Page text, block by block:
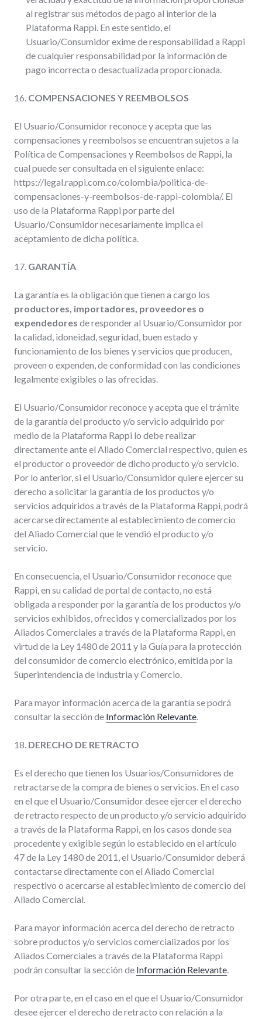
al registrar sus métodos de pago al interior de la
Plataforma Rappi. En este sentido, el
Usuario/Consumidor exime de responsabilidad a Rappi
de cualquier responsabilidad por la información de
pago incorrecta o desactualizada proporcionada.
16. COMPENSACIONES Y REEMBOLSOS
El Usuario/Consumidor reconoce y acepta que las
compensaciones y reembolsos se encuentran sujetos a la
Política de Compensaciones y Reembolsos de Rappi, la
cual puede ser consultada en el siguiente enlace:
https://legal.rappi.com.co/colombia/politica-de-
compensaciones-y-reembolsos-de-rappi-colombia/. El
uso de la Plataforma Rappi por parte del
Usuario/Consumidor necesariamente implica el
aceptamiento de dicha política.
17. GARANTÍA
La garantía es la obligación que tienen a cargo los
productores, importadores, proveedores o
expendedores de responder al Usuario/Consumidor por
la calidad, idoneidad, seguridad, buen estado y
funcionamiento de los bienes y servicios que producen,
proveen o expenden, de conformidad con las condiciones
legalmente exigibles o las ofrecidas.
El Usuario/Consumidor reconoce y acepta que el trámite
de la garantía del producto y/o servicio adquirido por
medio de la Plataforma Rappi lo debe realizar
directamente ante el Aliado Comercial respectivo, quien es
el productor o proveedor de dicho producto y/o servicio.
Por lo anterior, si el Usuario/Consumidor quiere ejercer su
derecho a solicitar la garantía de los productos y/o
servicios adquiridos a través de la Plataforma Rappi, podrá
acercarse directamente al establecimiento de comercio
del Aliado Comercial que le vendió el producto y/o
servicio.
En consecuencia, el Usuario/Consumidor reconoce que
Rappi, en su calidad de portal de contacto, no está
obligada a responder por la garantía de los productos y/o
servicios exhibidos, ofrecidos y comercializados por los
Aliados Comerciales a través de la Plataforma Rappi, en
virtud de la Ley 1480 de 2011 y la Guía para la protección
del consumidor de comercio electrónico, emitida por la
Superintendencia de Industria y Comercio.
Para mayor información acerca de la garantía se podrá
consultar la sección de Información Relevante
18. DERECHO DE RETRACTO
Es el derecho que tienen los Usuarios/Consumidores de
retractarse de la compra de bienes o servicios. En el caso
en el que el Usuario/Consumidor desee ejercer el derecho
de retracto respecto de un producto y/o servicio adquirido
a través de la Plataforma Rappi, en los casos donde sea
procedente y exigible según lo establecido en el artículo
47 de la Ley 1480 de 2011, el Usuario/Consumidor deberá
contactarse directamente con el Aliado Comercial
respectivo o acercarse al establecimiento de comercio del
Aliado Comercial.
Para mayor información acerca del derecho de retracto
sobre productos y/o servicios comercializados por los
Aliados Comerciales a través de la Plataforma Rappi
podrán consultar la sección de Información Relevante
Por otra parte, en el caso en el que el Usuario/Consumidor
desee ejercer el derecho de retracto con relación a la